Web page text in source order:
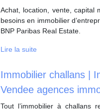
Achat, location, vente, capital
besoins en immobilier
BNP Paribas Real Estate.
Lire la suite
Immobilier challans |
Vendee agences
Tout l’immobilier à challans